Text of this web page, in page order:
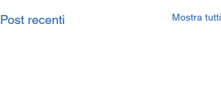
Post recenti Mostra tutti